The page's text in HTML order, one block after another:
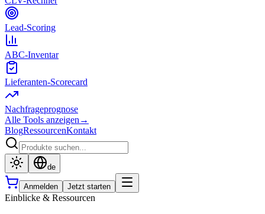
Lead-Scoring
ABC-Inventar
Lieferanten-Scorecard
Nachfrageprognose
Alle Tools anzeigen →
BlogRessourcenKontakt
de
Anmelden Jetzt starten
Einblicke & Ressourcen